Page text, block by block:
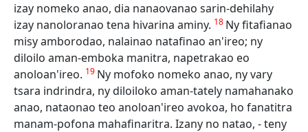
izay nomeko anao, dia nanaovanao sarin-dehilahy
izay nanoloranao tena hivarina aminy. 18 Ny fitafianao
misy amborodao, nalainao natafinao an'ireo; ny
diloilo aman-emboka manitra, napetrakao eo
anoloan'ireo. 19 Ny mofoko nomeko anao, ny vary
tsara indrindra, ny diloiloko aman-tately namahanako
anao, nataonao teo anoloan'ireo avokoa, ho fanatitra
manam-pofona mahafinaritra. Izany no natao, - teny